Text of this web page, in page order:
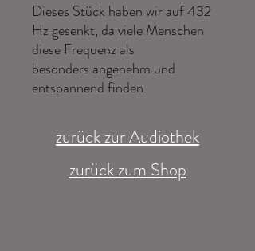
Dieses Stück haben wir auf 432
Hz gesenkt, da viele Menschen
diese Frequenz als
besonders angenehm und
entspannend finden.
zurück zur Audiothek
zurück zum Shop